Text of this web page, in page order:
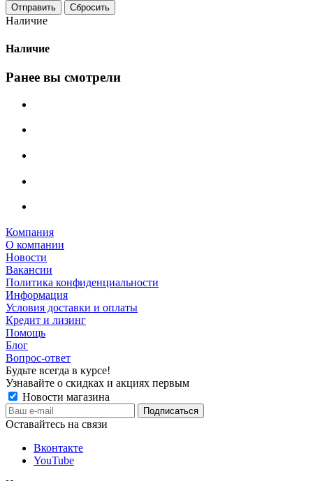
Сбросить
Наличие
Наличие
Ранее вы смотрели
Компания
О компании
Новости
Вакансии
Политика конфиденциальности
Информация
Условия доставки и оплаты
Кредит и лизинг
Помощь
Блог
Вопрос-ответ
Будьте всегда в курсе!
Узнавайте о скидках и акциях первым
Новости магазина
Оставайтесь на связи
Вконтакте
YouTube